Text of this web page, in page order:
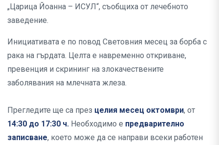
„Царица Йоанна – ИСУЛ“, съобщиха от лечебното
заведение.
Инициативата е по повод Световния месец за борба с
рака на гърдата. Целта е навременно откриване,
превенция и скрининг на злокачествените
заболявания на млечната жлеза.
Прегледите ще са през целия месец октомври, от
14:30 до 17:30 ч. Необходимо е предварително
записване, което може да се направи всеки работен